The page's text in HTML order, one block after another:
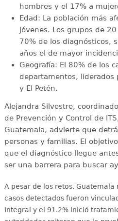
hombres y el 17% a
Edad: La población más
jóvenes. Los grupos de
70% de los diagnósticos,
años el de mayor
Geografía: El 80% de los
departamentos, liderados
y El Petén.
Alejandra Silvestre,
de Prevención y Control de
Guatemala, advierte que
personas y familias. El
que el diagnóstico llegue
ser una barrera para buscar
A pesar de los retos,
casos detectados fueron
Integral y el 91.2% inició